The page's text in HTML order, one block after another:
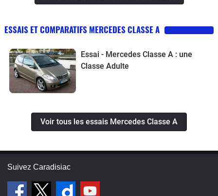
ESSAIS ET COMPARATIFS MERCEDES CLASSE A
Essai - Mercedes Classe A : une
Classe Adulte
Voir tous les essais Mercedes Classe A
Suivez Caradisiac